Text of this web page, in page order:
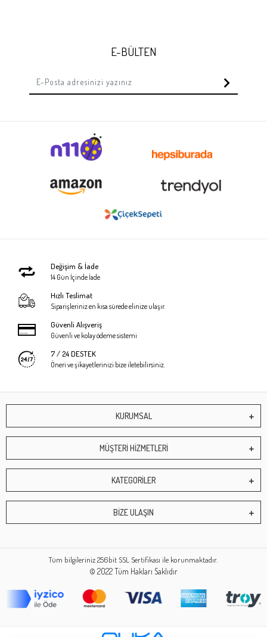
E-BÜLTEN
Değişim & İade
14 Gün İçinde İade
Hızlı Teslimat
Siparişleriniz en kısa sürede elinize ulaşır.
Güvenli Alışveriş
Güvenli ve kolay ödeme sistemi
7 / 24 DESTEK
Öneri ve şikayetlerinizi bize iletebilirsiniz.
KURUMSAL
MÜŞTERİ HİZMETLERİ
KATEGORİLER
BİZE ULAŞIN
Tüm bilgileriniz 256bit SSL Sertifikası ile korunmaktadır.
© 2022Tüm Hakları Saklıdır